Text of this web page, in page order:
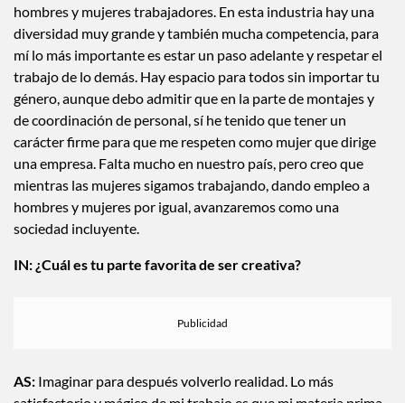
me ha impulsado a cumplir mis sueños, una familia de
hombres y mujeres trabajadores. En esta industria hay una
diversidad muy grande y también mucha competencia, para
mí lo más importante es estar un paso adelante y respetar el
trabajo de lo demás. Hay espacio para todos sin importar tu
género, aunque debo admitir que en la parte de montajes y
de coordinación de personal, sí he tenido que tener un
carácter firme para que me respeten como mujer que dirige
una empresa. Falta mucho en nuestro país, pero creo que
mientras las mujeres sigamos trabajando, dando empleo a
hombres y mujeres por igual, avanzaremos como una